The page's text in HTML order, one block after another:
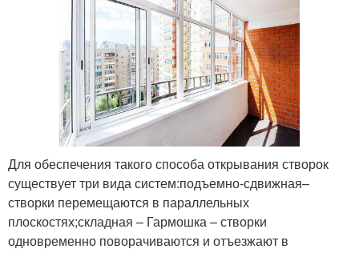
Для обеспечения такого способа открывания створок
существует три вида систем:подъемно-сдвижная–
створки перемещаются в параллельных
плоскостях;складная – Гармошка – створки
одновременно поворачиваются и отъезжают в